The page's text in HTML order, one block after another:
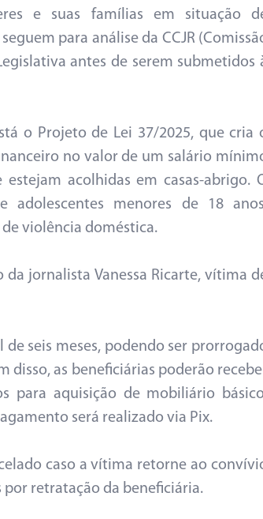
e suas famílias em situação
para análise da CCJR
antes de serem submetidos
o Projeto de Lei 37/2025, que cria
no valor de um salário
acolhidas em casas-abrigo.
adolescentes menores de 18
violência doméstica.
jornalista Vanessa Ricarte, vítima
seis meses, podendo ser
disso, as beneficiárias poderão
para aquisição de mobiliário
será realizado via Pix.
caso a vítima retorne ao
por retratação da beneficiária.